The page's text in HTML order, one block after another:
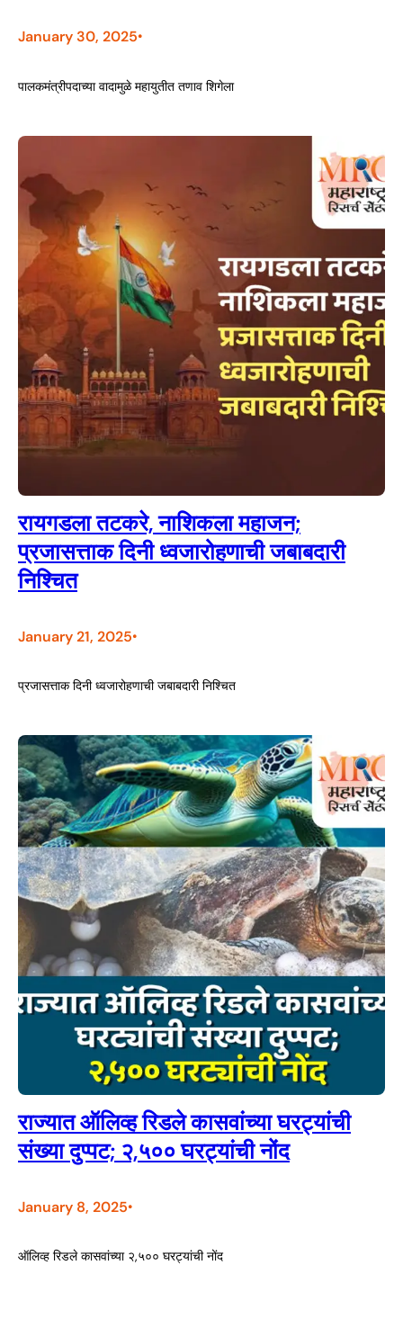
January 30, 2025•
पालकमंत्रीपदाच्या वादामुळे महायुतीत तणाव शिगेला
रायगडला तटकरे, नाशिकला महाजन;
प्रजासत्ताक दिनी ध्वजारोहणाची जबाबदारी
निश्चित
January 21, 2025•
प्रजासत्ताक दिनी ध्वजारोहणाची जबाबदारी निश्चित
राज्यात ऑलिव्ह रिडले कासवांच्या घरट्यांची
संख्या दुप्पट; २,५०० घरट्यांची नोंद
January 8, 2025•
ऑलिव्ह रिडले कासवांच्या २,५०० घरट्यांची नोंद